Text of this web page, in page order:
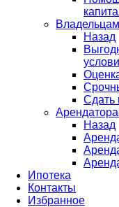
Владельцам
Назад
Сдать
Назад
Ипотека
Контакты
Избранное